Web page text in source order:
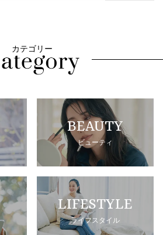
カテゴリー
BEAUTY
ビューティ
LIFESTYLE
ライフスタイル